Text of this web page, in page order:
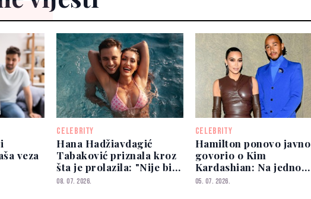
veza
CELEBRITY
Hana Hadžiavdagić
Tabaković priznala kroz
šta je prolazila: "Nije bilo
nimalo lako"
08. 07. 2026.
CELEBRITY
Hamilton ponovo javno
govorio o Kim
Kardashian: Na jedno
pitanje nije mogao
05. 07. 2026.